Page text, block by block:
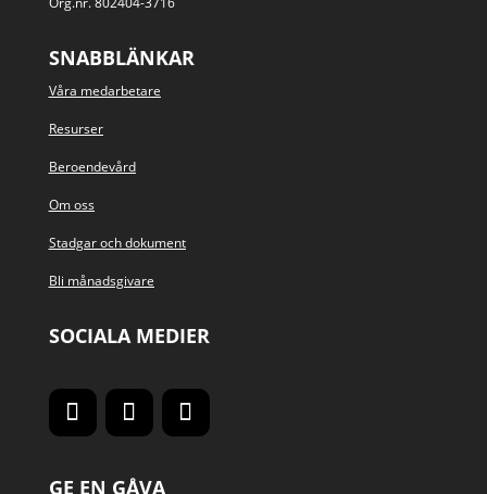
SNABBLÄNKAR
Våra medarbetare
Resurser
Beroendevård
Om oss
Stadgar och dokument
Bli månadsgivare
SOCIALA MEDIER
GE EN GÅVA